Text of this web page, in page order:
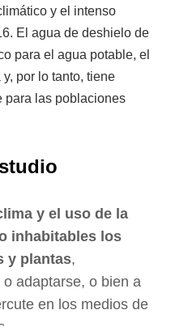
y el intenso
El agua de deshielo de
para el agua potable, el
por lo tanto, tiene
para las poblaciones
y el uso de la
inhabitables los
y plantas,
adaptarse, o bien a
en los medios de